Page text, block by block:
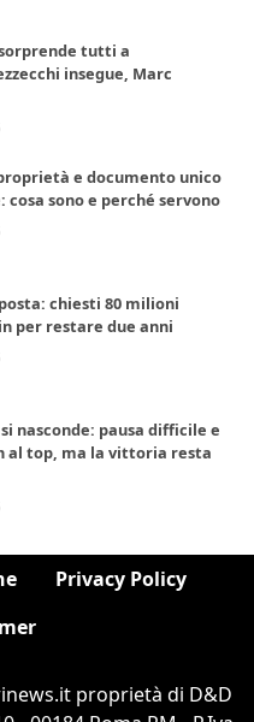
tutti a
insegue, Marc
e documento unico
cosa sono e perché servono
chiesti 80 milioni
per restare due anni
nasconde: pausa difficile e
al top, ma la vittoria resta
Privacy Policy
proprietà di D&D